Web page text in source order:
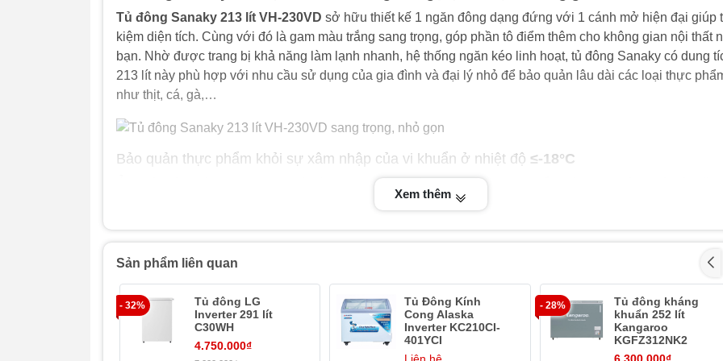
Tủ đông Sanaky 213 lít VH-230VD sở hữu thiết kế 1 ngăn đông dạng đứng với 1 cánh mở hiện đại giúp
kiệm diện tích. Cùng với đó là gam màu trắng sang trọng, góp phần tô điểm thêm cho không gian nội thất
bạn. Nhờ được trang bị khả năng làm lạnh nhanh, hệ thống ngăn kéo linh hoạt, tủ đông Sanaky có dung
213 lít này phù hợp với nhu cầu sử dụng của gia đình và đại lý nhỏ để bảo quản lâu dài các loại thực
như thịt, cá, gà,…
Bảo quản thực phẩm khỏi sự xâm nhập của vi khuẩn ở nhiệt độ ≤-18°C
tủ đông Sanaky 213 lít VH-230VD
kiện đông lạnh sâu, phù hợp với nhu cầu bảo quản các thực phẩm như thịt, cá, rau, củ, quả,…trong
ăn giữ trọn hương vị và dưỡng chất.
Dung tích 213 lít
Tủ đông Sanaky VH-230VD có tổng dung tích là 213 lít. Chiếc tủ này sự chọn lựa hoàn hảo cho gia đình
2-4 thành viên, đủ để bạn thoải mái trữ đông thực phẩm sử dụng trong thời gian dài trong trường hợp
Xem thêm
Sản phẩm liên quan
- 32%
Tủ đông LG
Inverter 291 lít
C30WH
4.750.000₫
Tủ Đông Kính
Cong Alaska
Inverter KC210CI-
401YCI
Liên hệ
- 28%
Tủ đông kháng
khuẩn 252 lít
Kangaroo
KGFZ312NK2
6.300.000₫